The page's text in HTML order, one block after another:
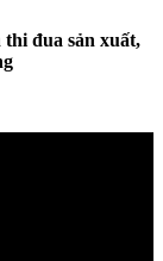
đua sản xuất,